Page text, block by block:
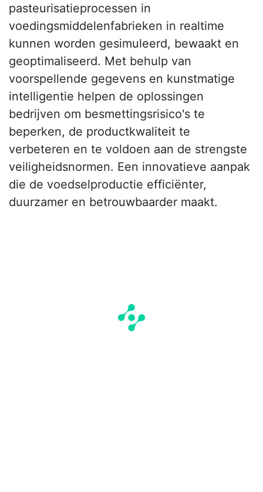
pasteurisatieprocessen in
voedingsmiddelenfabrieken in realtime
kunnen worden gesimuleerd, bewaakt en
geoptimaliseerd. Met behulp van
voorspellende gegevens en kunstmatige
intelligentie helpen de oplossingen
bedrijven om besmettingsrisico's te
beperken, de productkwaliteit te
verbeteren en te voldoen aan de strengste
veiligheidsnormen. Een innovatieve aanpak
die de voedselproductie efficiënter,
duurzamer en betrouwbaarder maakt.